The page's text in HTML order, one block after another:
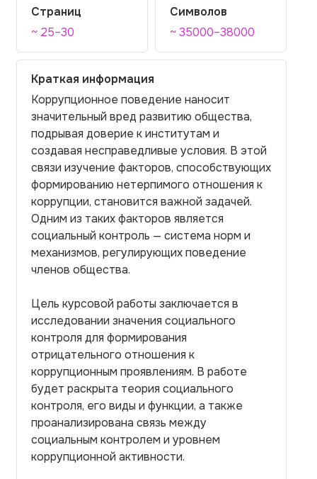
Страниц
~ 25–30
Символов
~ 35000–38000
Краткая информация
Коррупционное поведение наносит
значительный вред развитию общества,
подрывая доверие к институтам и
создавая несправедливые условия. В этой
связи изучение факторов, способствующих
формированию нетерпимого отношения к
коррупции, становится важной задачей.
Одним из таких факторов является
социальный контроль — система норм и
механизмов, регулирующих поведение
членов общества.
Цель курсовой работы заключается в
исследовании значения социального
контроля для формирования
отрицательного отношения к
коррупционным проявлениям. В работе
будет раскрыта теория социального
контроля, его виды и функции, а также
проанализирована связь между
социальным контролем и уровнем
коррупционной активности.